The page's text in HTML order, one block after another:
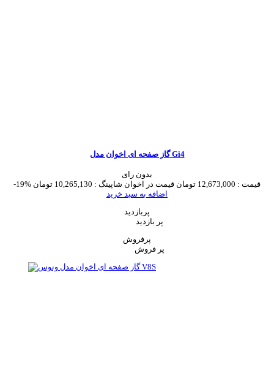
گاز صفحه ای اخوان مدل Gi4
بدون رای
-19%
قیمت : 12,673,000 تومان قیمت در اخوان شاپینگ : 10,265,130 تومان
اضافه به سبد خرید
پربازدید
پر بازدید
پرفروش